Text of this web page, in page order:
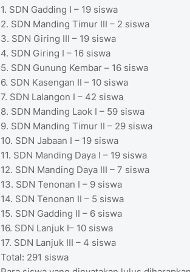
1. SDN Gadding I – 19 siswa
2. SDN Manding Timur III – 2 siswa
3. SDN Giring III – 19 siswa
4. SDN Giring I – 16 siswa
5. SDN Gunung Kembar – 16 siswa
6. SDN Kasengan II – 10 siswa
7. SDN Lalangon I – 42 siswa
8. SDN Manding Laok I – 59 siswa
9. SDN Manding Timur II – 29 siswa
10. SDN Jabaan I – 19 siswa
11. SDN Manding Daya I – 19 siswa
12. SDN Manding Daya III – 7 siswa
13. SDN Tenonan I – 9 siswa
14. SDN Tenonan II – 5 siswa
15. SDN Gadding II – 6 siswa
16. SDN Lanjuk I– 10 siswa
17. SDN Lanjuk III – 4 siswa
Total: 291 siswa